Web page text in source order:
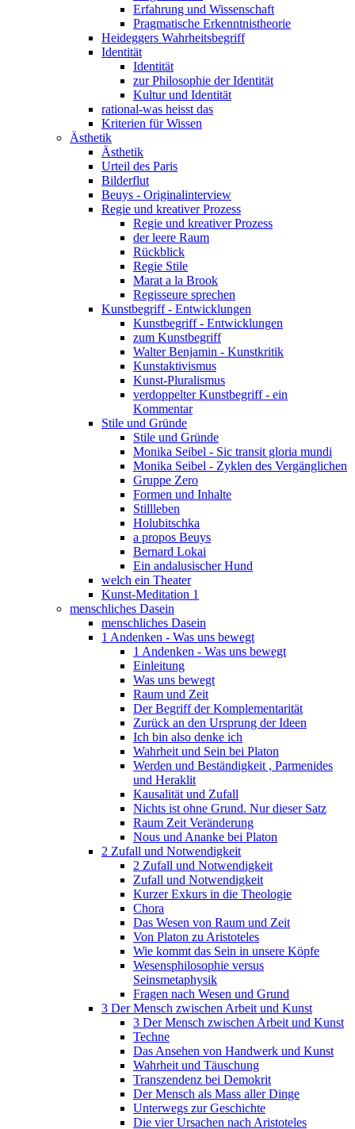
Erfahrung und Wissenschaft
Pragmatische Erkenntnistheorie
Heideggers Wahrheitsbegriff
Identität
Identität
zur Philosophie der Identität
Kultur und Identität
rational-was heisst das
Kriterien für Wissen
Ästhetik
Ästhetik
Urteil des Paris
Bilderflut
Beuys - Originalinterview
Regie und kreativer Prozess
Regie und kreativer Prozess
der leere Raum
Rückblick
Regie Stile
Marat a la Brook
Regisseure sprechen
Kunstbegriff - Entwicklungen
Kunstbegriff - Entwicklungen
zum Kunstbegriff
Walter Benjamin - Kunstkritik
Kunstaktivismus
Kunst-Pluralismus
verdoppelter Kunstbegriff - ein
Kommentar
Stile und Gründe
Stile und Gründe
Monika Seibel - Sic transit gloria mundi
Monika Seibel - Zyklen des Vergänglichen
Gruppe Zero
Formen und Inhalte
Stillleben
Holubitschka
a propos Beuys
Bernard Lokai
Ein andalusischer Hund
welch ein Theater
Kunst-Meditation 1
menschliches Dasein
menschliches Dasein
1 Andenken - Was uns bewegt
1 Andenken - Was uns bewegt
Einleitung
Was uns bewegt
Raum und Zeit
Der Begriff der Komplementarität
Zurück an den Ursprung der Ideen
Ich bin also denke ich
Wahrheit und Sein bei Platon
Werden und Beständigkeit , Parmenides
und Heraklit
Kausalität und Zufall
Nichts ist ohne Grund. Nur dieser Satz
Raum Zeit Veränderung
Nous und Ananke bei Platon
2 Zufall und Notwendigkeit
2 Zufall und Notwendigkeit
Zufall und Notwendigkeit
Kurzer Exkurs in die Theologie
Chora
Das Wesen von Raum und Zeit
Von Platon zu Aristoteles
Wie kommt das Sein in unsere Köpfe
Wesensphilosophie versus
Seinsmetaphysik
Fragen nach Wesen und Grund
3 Der Mensch zwischen Arbeit und Kunst
3 Der Mensch zwischen Arbeit und Kunst
Techne
Das Ansehen von Handwerk und Kunst
Wahrheit und Täuschung
Transzendenz bei Demokrit
Der Mensch als Mass aller Dinge
Unterwegs zur Geschichte
Die vier Ursachen nach Aristoteles